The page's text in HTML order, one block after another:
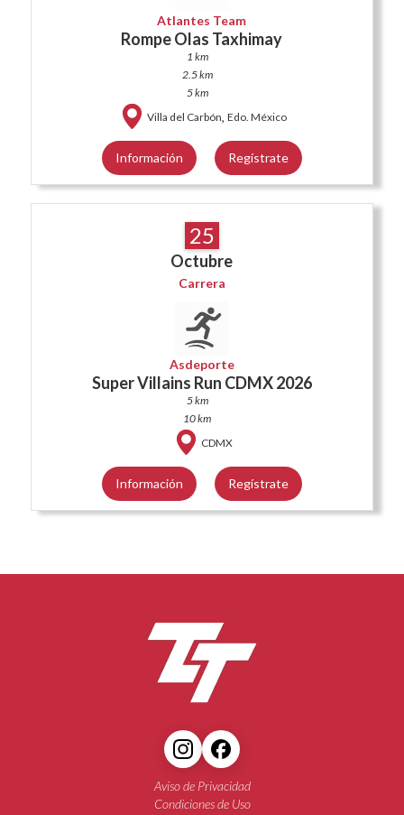
Atlantes Team
Rompe Olas Taxhimay
1 km
2.5 km
5 km
Villa del Carbón, Edo. México
Información Regístrate
25
Octubre
Carrera
Asdeporte
Super Villains Run CDMX 2026
5 km
10 km
CDMX
Información Regístrate
Aviso de Privacidad
Condiciones de Uso